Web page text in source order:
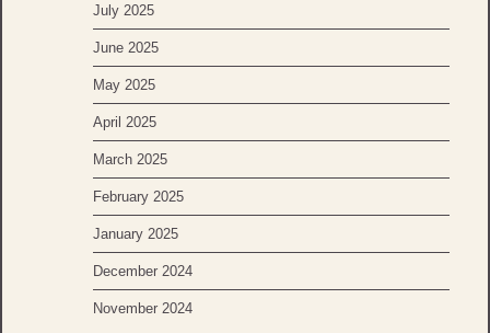
July 2025
June 2025
May 2025
April 2025
March 2025
February 2025
January 2025
December 2024
November 2024